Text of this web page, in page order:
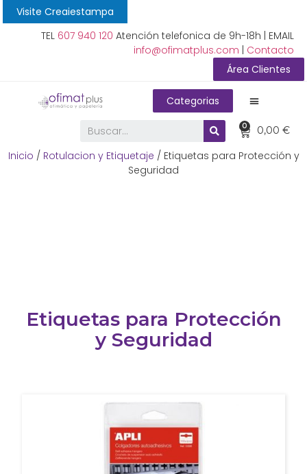
Visite Creaiestampa
TEL 607 940 120 Atención telefonica de 9h-18h | EMAIL
info@ofimatplus.com
Contacto
Área Clientes
Categorias
0,00€
0
Inicio / Rotulacion y Etiquetaje / Etiquetas para Protección y
Seguridad
Etiquetas para Protección
y Seguridad